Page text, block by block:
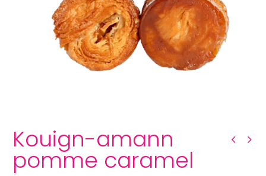
Kouign-amann
pomme caramel